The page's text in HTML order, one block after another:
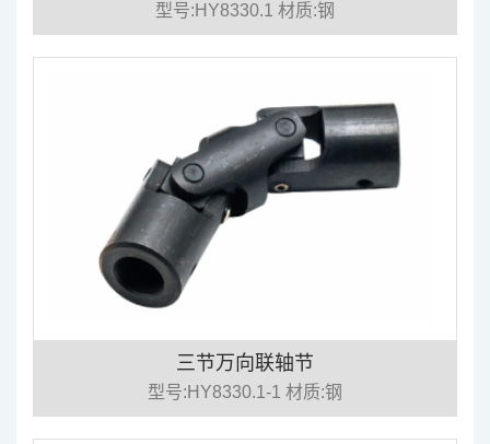
型号:HY8330.1 材质:钢
三节万向联轴节
型号:HY8330.1-1 材质:钢